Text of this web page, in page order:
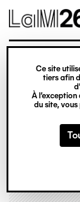
Gestion des
Ce site
tiers afin
À
du site,
contenu